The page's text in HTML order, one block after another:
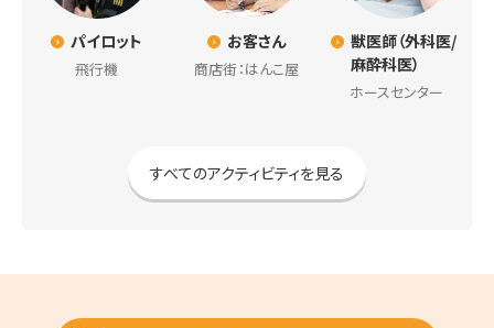
パイロット
飛行機
お客さん
商店街：はんこ屋
獣医師（外科医/
麻酔科医）
ホースセンター
すべてのアクティビティを見る